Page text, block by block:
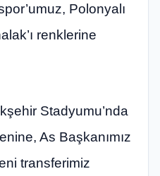
Polonyalı
renklerine
Stadyumu’nda
As Başkanımız
transferimiz